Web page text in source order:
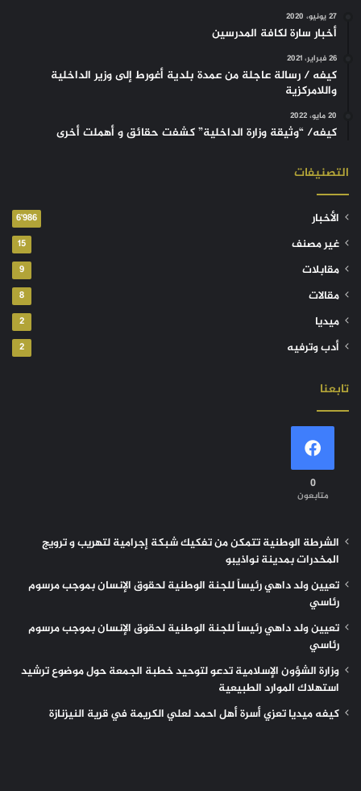
27 يونيو، 2020
أخبار سارة لكافة المدرسين
26 فبراير، 2021
كيفه / رسالة عاجلة من عمدة بلدية أغورط إلى وزير الداخلية
واللامركزية
20 مايو، 2022
كيفه/ “وثيقة وزارة الداخلية” كشفت حقائق و أهملت أخرى
التصنيفات
الأخبار 6٬986
غير مصنف 15
مقابلات 9
مقالات 8
ميديا 2
أدب وترفيه 2
تابعنا
0
متابعون
الشرطة الوطنية تتمكن من تفكيك شبكة إجرامية لتهريب و ترويج
المخدرات بمدينة نواذيبو
تعيين ولد داهي رئيساً للجنة الوطنية لحقوق الإنسان بموجب مرسوم
رئاسي
تعيين ولد داهي رئيساً للجنة الوطنية لحقوق الإنسان بموجب مرسوم
رئاسي
وزارة الشؤون الإسلامية تدعو لتوحيد خطبة الجمعة حول موضوع ترشيد
استهلاك الموارد الطبيعية
كيفه ميديا تعزي أسرة أهل احمد لعلي الكريمة في قرية النيزنازة